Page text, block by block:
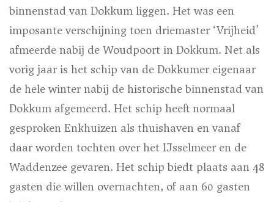
binnenstad van Dokkum liggen. Het was een
imposante verschijning toen driemaster ‘Vrijheid’
afmeerde nabij de Woudpoort in Dokkum. Net als
vorig jaar is het schip van de Dokkumer eigenaar
de hele winter nabij de historische binnenstad van
Dokkum afgemeerd. Het schip heeft normaal
gesproken Enkhuizen als thuishaven en vanaf
daar worden tochten over het IJsselmeer en de
Waddenzee gevaren. Het schip biedt plaats aan 48
gasten die willen overnachten, of aan 60 gasten